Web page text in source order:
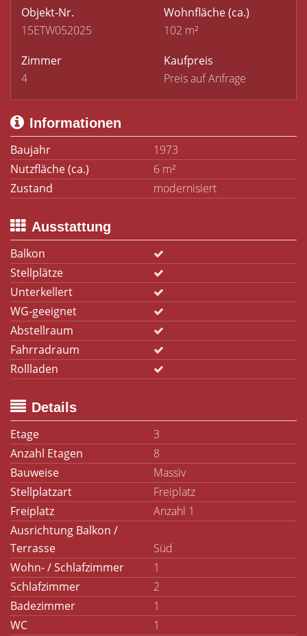
Objekt-Nr.
15ETW052025
Wohnfläche(ca.)
102 m²
Zimmer
4
Kaufpreis
Preis auf Anfrage
Informationen
Baujahr
1973
Nutzfläche (ca.)
6 m²
Zustand
modernisiert
Ausstattung
Balkon
Stellplätze
Unterkellert
WG-geeignet
Abstellraum
Fahrradraum
Rollladen
Details
Etage
3
Anzahl Etagen
8
Bauweise
Massiv
Stellplatzart
Freiplatz
Freiplatz
Anzahl 1
Ausrichtung Balkon /
Terrasse
Süd
Wohn- / Schlafzimmer
1
Schlafzimmer
2
Badezimmer
1
WC
1